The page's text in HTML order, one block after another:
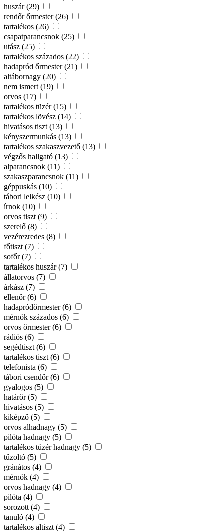
huszár (29)
rendőr őrmester (26)
tartalékos (26)
csapatparancsnok (25)
utász (25)
tartalékos százados (22)
hadapród őrmester (21)
altábornagy (20)
nem ismert (19)
orvos (17)
tartalékos tüzér (15)
tartalékos lövész (14)
hivatásos tiszt (13)
kényszermunkás (13)
tartalékos szakaszvezető (13)
végzős hallgató (13)
alparancsnok (11)
szakaszparancsnok (11)
géppuskás (10)
tábori lelkész (10)
írnok (10)
orvos tiszt (9)
szerelő (8)
vezérezredes (8)
főtiszt (7)
sofőr (7)
tartalékos huszár (7)
állatorvos (7)
árkász (7)
ellenőr (6)
hadapródőrmester (6)
mérnök százados (6)
orvos őrmester (6)
rádiós (6)
segédtiszt (6)
tartalékos tiszt (6)
telefonista (6)
tábori csendőr (6)
gyalogos (5)
határőr (5)
hivatásos (5)
kiképző (5)
orvos alhadnagy (5)
pilóta hadnagy (5)
tartalékos tüzér hadnagy (5)
tűzoltó (5)
gránátos (4)
mérnök (4)
orvos hadnagy (4)
pilóta (4)
sorozott (4)
tanuló (4)
tartalékos altiszt (4)